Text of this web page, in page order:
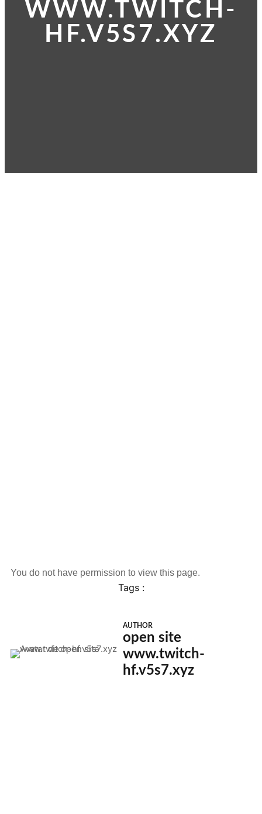
WWW.TWITCH-
HF.V5S7.XYZ
You do not have permission to view this page.
Tags :
AUTHOR
open site
www.twitch-
hf.v5s7.xyz